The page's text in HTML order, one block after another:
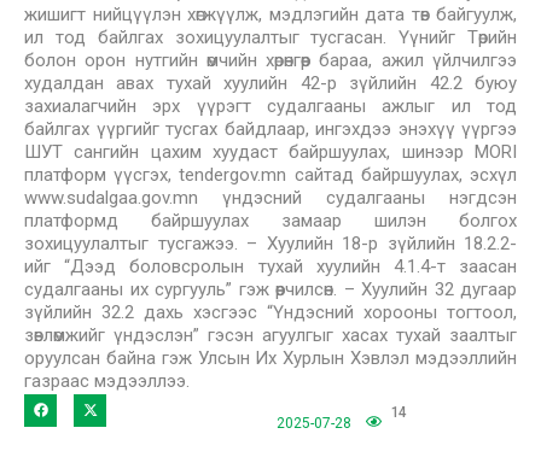
жишигт нийцүүлэн хөгжүүлж, мэдлэгийн дата төв байгуулж,
ил тод байлгах зохицуулалтыг тусгасан. Үүнийг Төрийн
болон орон нутгийн өмчийн хөрөнгөөр бараа, ажил үйлчилгээ
худалдан авах тухай хуулийн 42-р зүйлийн 42.2 буюу
захиалагчийн эрх үүрэгт судалгааны ажлыг ил тод
байлгах үүргийг тусгах байдлаар, ингэхдээ энэхүү үүргээ
ШУТ сангийн цахим хуудаст байршуулах, шинээр MORI
платформ үүсгэх, tendergov.mn сайтад байршуулах, эсхүл
www.sudalgaa.gov.mn үндэсний судалгааны нэгдсэн
платформд байршуулах замаар шилэн болгох
зохицуулалтыг тусгажээ. – Хуулийн 18-р зүйлийн 18.2.2-
ийг “Дээд боловсролын тухай хуулийн 4.1.4-т заасан
судалгааны их сургууль” гэж өөрчилсөн. – Хуулийн 32 дугаар
зүйлийн 32.2 дахь хэсгээс “Үндэсний хорооны тогтоол,
зөвлөмжийг үндэслэн” гэсэн агуулгыг хасах тухай заалтыг
оруулсан байна гэж Улсын Их Хурлын Хэвлэл мэдээллийн
газраас мэдээллээ.
2025-07-28
14